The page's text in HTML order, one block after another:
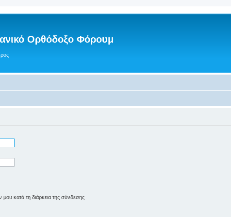
Ορθόδοξο Φόρουμ
κατά τη διάρκεια της σύνδεσης